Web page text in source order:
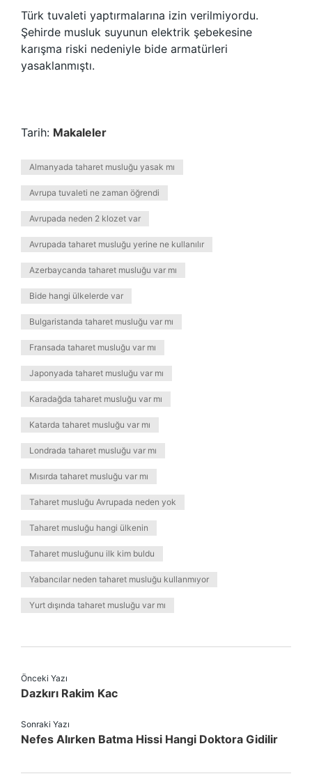
Türk tuvaleti yaptırmalarına izin verilmiyordu.
Şehirde musluk suyunun elektrik şebekesine
karışma riski nedeniyle bide armatürleri
yasaklanmıştı.
Tarih: Makaleler
Almanyada taharet musluğu yasak mı
Avrupa tuvaleti ne zaman öğrendi
Avrupada neden 2 klozet var
Avrupada taharet musluğu yerine ne kullanılır
Azerbaycanda taharet musluğu var mı
Bide hangi ülkelerde var
Bulgaristanda taharet musluğu var mı
Fransada taharet musluğu var mı
Japonyada taharet musluğu var mı
Karadağda taharet musluğu var mı
Katarda taharet musluğu var mı
Londrada taharet musluğu var mı
Mısırda taharet musluğu var mı
Taharet musluğu Avrupada neden yok
Taharet musluğu hangi ülkenin
Taharet musluğunu ilk kim buldu
Yabancılar neden taharet musluğu kullanmıyor
Yurt dışında taharet musluğu var mı
Önceki Yazı
Dazkırı Rakim Kac
Sonraki Yazı
Nefes Alırken Batma Hissi Hangi Doktora Gidilir